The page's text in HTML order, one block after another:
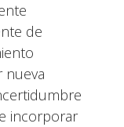
de
nueva
incorporar